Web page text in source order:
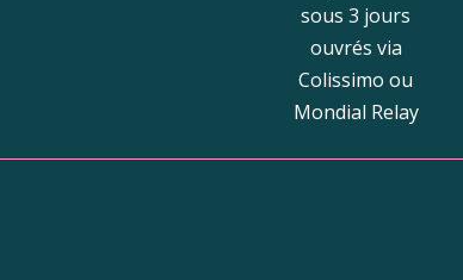
sous 3 jours
ouvrés via
Colissimo ou
Mondial Relay